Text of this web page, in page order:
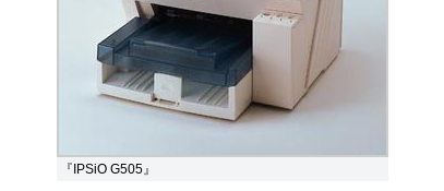
『IPSiO G505』